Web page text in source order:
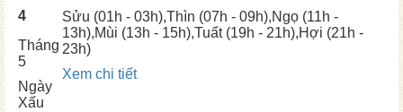
4
Tháng
5
Ngày
Xấu
Sửu (01h - 03h),Thìn (07h - 09h),Ngọ (11h -
13h),Mùi (13h - 15h),Tuất(19h - 21h),Hợi (21h -
23h)
Xem chi tiết